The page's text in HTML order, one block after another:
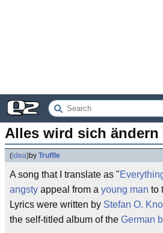
Alles wird sich ändern
(idea)by Truffle
A song that I translate as "
angsty appeal from a young man to
Lyrics were written by Stefan O.
the self-titled album of the German